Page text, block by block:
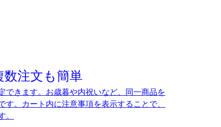
注文も簡単
できます。お歳暮や内祝いなど、同一商品を
す。カート内に注意事項を表示することで、
。